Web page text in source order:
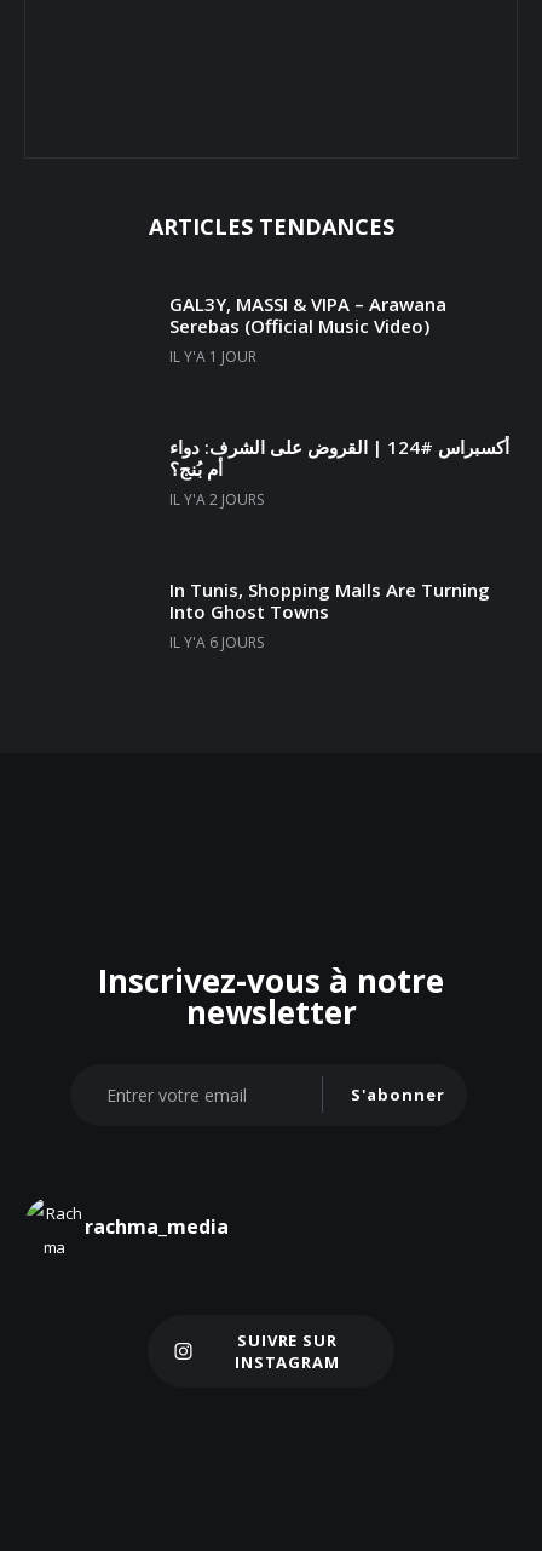
ARTICLES TENDANCES
GAL3Y, MASSI & VIPA – Arawana
Serebas (Official Music Video)
IL Y'A 1 JOUR
أكسبراس #124 | القروض على الشرف: دواء
أم بُنج؟
IL Y'A 2 JOURS
In Tunis, Shopping Malls Are Turning
Into Ghost Towns
IL Y'A 6 JOURS
Inscrivez-vous à notre
newsletter
S'abonner
rachma_media
Charger plus
SUIVRE SUR
INSTAGRAM